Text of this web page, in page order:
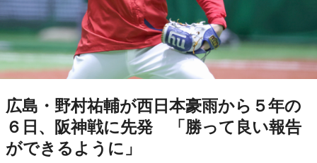
広島・野村祐輔が西日本豪雨から５年の
６日、阪神戦に先発 「勝って良い報告
ができるように」